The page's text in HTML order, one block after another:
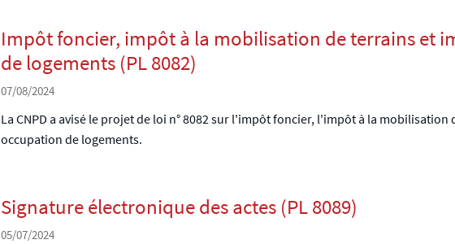
Impôt foncier, impôt à la mobilisation de terrains et
de logements (PL 8082)
07/08/2024
La CNPD a avisé le projet de loi n° 8082 sur l'impôt foncier, l'impôt à la
occupation de logements.
Signature électronique des actes (PL 8089)
05/07/2024